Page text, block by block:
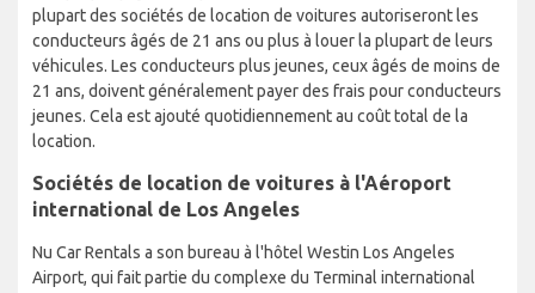
plupart des sociétés de location de voitures autoriseront les
conducteurs âgés de 21 ans ou plus à louer la plupart de leurs
véhicules. Les conducteurs plus jeunes, ceux âgés de moins de
21 ans, doivent généralement payer des frais pour conducteurs
jeunes. Cela est ajouté quotidiennement au coût total de la
location.
Sociétés de location de voitures à l'Aéroport
international de Los Angeles
Nu Car Rentals a son bureau à l'hôtel Westin Los Angeles
Airport, qui fait partie du complexe du Terminal international